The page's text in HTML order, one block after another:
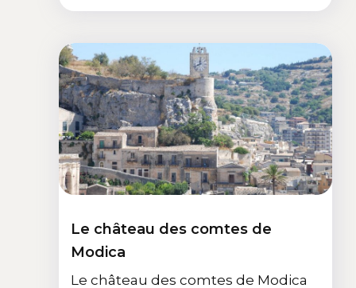
Le château des comtes de
Modica
Le château des comtes de Modica